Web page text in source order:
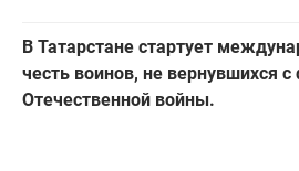
В Татарстане стартует
честь воинов, не вернувшихся
Отечественной войны.